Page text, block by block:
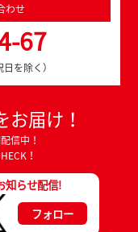
わせ
67
を除く）
お届け！
信中！
！
知らせ配信!
フォロー